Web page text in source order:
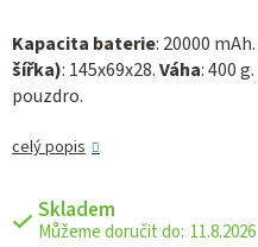
Kapacita baterie: 20000 mAh.
šířka): 145x69x28.Váha: 400 g.
pouzdro.
celý popis
Skladem
11.8.2026